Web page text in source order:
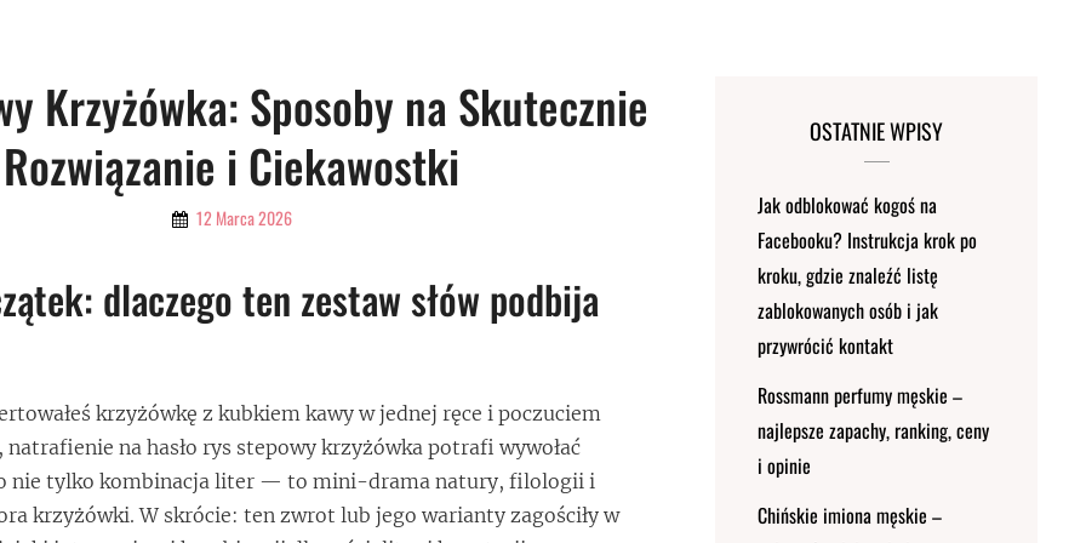
Krzyżówka: Sposoby na Skutecznie
Rozwiązanie i Ciekawostki
By 12 Marca 2026
dlaczego ten zestaw słów podbija
krzyżówkę z kubkiem kawy w jednej ręce i poczuciem
na hasło rys stepowy krzyżówka potrafi wywołać
nie tylko kombinacja liter — to mini-drama natury, filologii i
krzyżówki. W skrócie: ten zwrot lub jego warianty zagościły w
OSTATNIE WPISY
Jak odblokować kogoś na
Facebooku? Instrukcja krok po
kroku, gdzie znaleźć listę
zablokowanych osób i jak
przywrócić kontakt
Rossmann perfumy męskie –
najlepsze zapachy, ranking, ceny
i opinie
Chińskie imiona męskie –